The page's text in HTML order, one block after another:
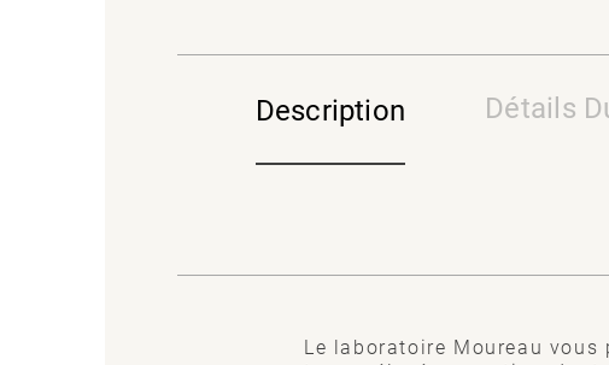
Description Détails
Le laboratoire Moureau